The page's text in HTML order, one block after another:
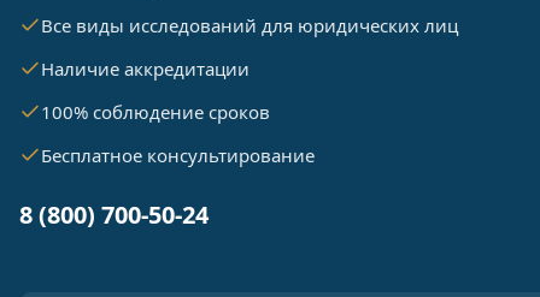
Все виды исследований для юридических лиц
Наличие аккредитации
100% соблюдение сроков
Бесплатное консультирование
8 (800) 700-50-24